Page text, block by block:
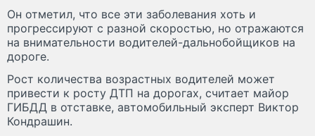
Он отметил, что все эти заболевания хоть и
прогрессируют с разной скоростью, но отражаются
на внимательности водителей-дальнобойщиков на
дороге.
Рост количества возрастных водителей может
привести к росту ДТП на дорогах, считает майор
ГИБДД в отставке, автомобильный эксперт Виктор
Кондрашин.